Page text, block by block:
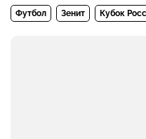
Футбол Зенит Кубок